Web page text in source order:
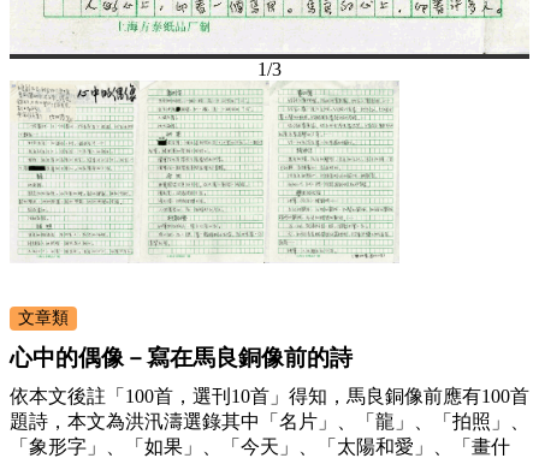
1/3
文章類
心中的偶像－寫在馬良銅像前的詩
依本文後註「100首，選刊10首」得知，馬良銅像前應有100首
題詩，本文為洪汛濤選錄其中「名片」、「龍」、「拍照」、
「象形字」、「如果」、「今天」、「太陽和愛」、「畫什